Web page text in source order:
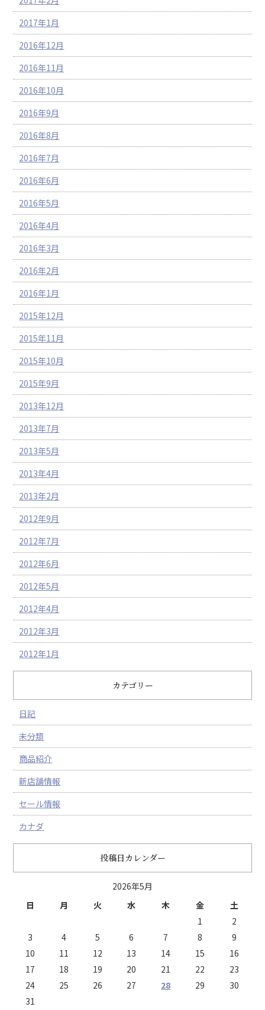
2017年1月
2016年12月
2016年11月
2016年10月
2016年9月
2016年8月
2016年7月
2016年6月
2016年5月
2016年4月
2016年3月
2016年2月
2016年1月
2015年12月
2015年11月
2015年10月
2015年9月
2013年12月
2013年7月
2013年5月
2013年4月
2013年2月
2012年9月
2012年7月
2012年6月
2012年5月
2012年4月
2012年3月
2012年1月
カテゴリー
日記
未分類
商品紹介
新店舗情報
セール情報
カナダ
投稿日カレンダー
2026年5月
日
月 火 水 木 金
土
1
2
3
4 5 6 7 8
9
10
11 12 13 14 15
16
17
18 19 20 21 22
23
24
25 26 27 28 29
30
31